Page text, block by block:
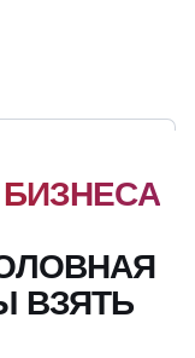
ВЗЯТЬ